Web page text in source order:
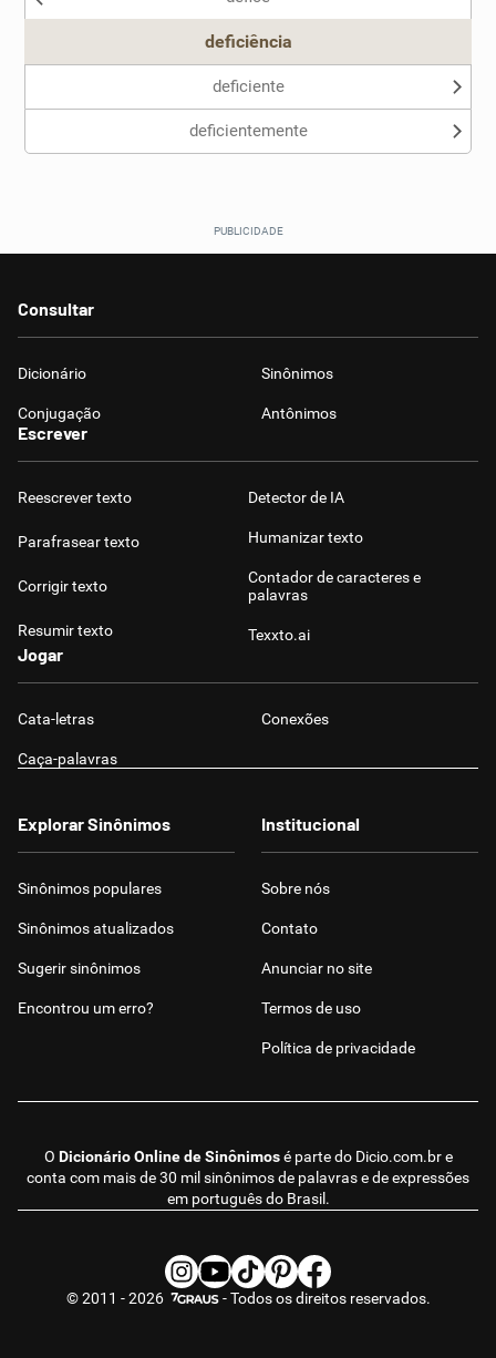
deficiência
deficiente
deficientemente
Consultar
Dicionário Sinônimos
Conjugação Antônimos
Escrever
Reescrever texto
Parafrasear texto
Corrigir texto
Resumir texto
Detector de IA
Humanizar texto
Contador de caracteres e
palavras
Texxto.ai
Jogar
Cata-letras Conexões
Caça-palavras
O Dicionário Online de Sinônimosé parte do Dicio.com.bre
conta com mais de 30 mil sinônimos de palavras e de expressões
em português do Brasil.
Explorar Sinônimos
Sinônimos populares
Sinônimos atualizados
Sugerir sinônimos
Encontrou um erro?
Institucional
Sobre nós
Contato
Anunciar no site
Termos de uso
Política de privacidade
© 2011 - 2026 - Todos os direitos reservados.